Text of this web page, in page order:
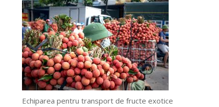
Echiparea pentru transport de fructe exotice